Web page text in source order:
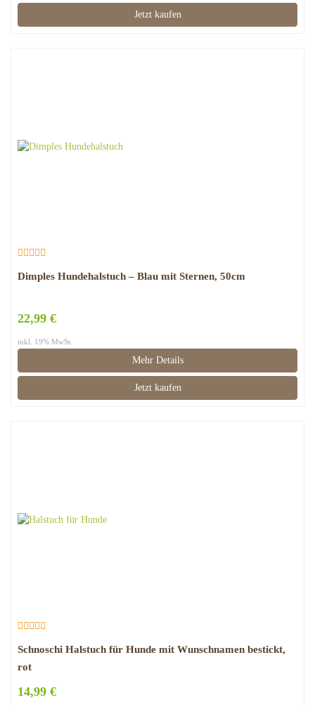
Jetzt kaufen
Dimples Hundehalstuch – Blau mit Sternen, 50cm
22,99 €
inkl. 19% MwSt.
Mehr Details
Jetzt kaufen
Schnoschi Halstuch für Hunde mit Wunschnamen bestickt,
rot
14,99 €